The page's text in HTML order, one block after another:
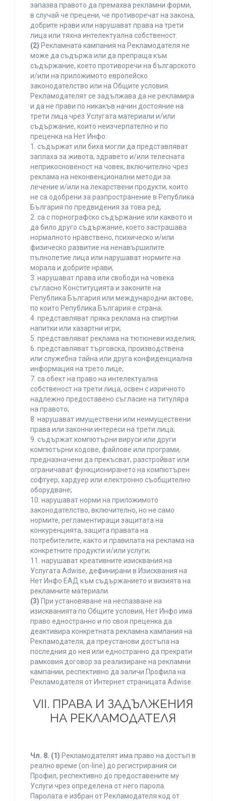
запазва правото да премахва рекламни форми,
в случай че прецени, че противоречат на закона,
добрите нрави или нарушават права на трети
лица или тяхна интелектуална собственост.
(2) Рекламната кампания на Рекламодателя не
може да съдържа или да препраща към
съдържание, което противоречи на българското
и/или на приложимото европейско
законодателство или на Общите условия.
Рекламодателят се задължава да не рекламира
и да не прави по никакъв начин достояние на
трети лица чрез Услугата материали и/или
съдържание, които неизчерпателно и по
преценка на Нет Инфо:
1. съдържат или биха могли да представляват
заплаха за живота, здравето и/или телесната
неприкосновеност на човек, включително чрез
реклама на неконвенционални методи за
лечение и/или на лекарствени продукти, които
не са одобрени за разпространение в Република
България по предвидения за това ред;
2. са с порнографско съдържание или каквото и
да било друго съдържание, което застрашава
нормалното нравствено, психическо и/или
физическо развитие на ненавършилите
пълнолетие лица или нарушават нормите на
морала и добрите нрави;
3. нарушават права или свободи на човека
съгласно Конституцията и законите на
Република България или международни актове,
по които Република България е страна;
4. представляват пряка реклама на спиртни
напитки или хазартни игри;
5. представляват реклама на тютюневи изделия;
6. представляват търговска, производствена
или служебна тайна или друга конфиденциална
информация на трето лице;
7. са обект на право на интелектуална
собственост на трети лица, освен с изричното
надлежно предоставено съгласие на титуляра
на правото;
8. нарушават имуществени или неимуществени
права или законни интереси на трети лица;
9. съдържат компютърни вируси или други
компютърни кодове, файлове или програми,
предназначени да прекъсват, разстройват или
ограничават функционирането на компютърен
софтуер, хардуер или електронно съобщително
оборудване;
10. нарушават норми на приложимото
законодателство, включително, но не само
нормите, регламентиращи защитата на
конкуренцията, защита правата на
потребителите, както и правилата на реклама на
конкретните продукти и/или услуги;
11. нарушават креативните изисквания на
Услугата Adwise, дефинирани в Изисквания на
Нет Инфо ЕАД към съдържанието и визията на
рекламните материали.
(3) При установяване на неспазване на
изискванията по Общите условия, Нет Инфо има
право едностранно и по своя преценка да
деактивира конкретната рекламна кампания на
Рекламодателя, да преустанови достъпа на
последния до нея или едностранно да прекрати
рамковия договор за реализиране на рекламни
кампании, респективно да заличи Профила на
Рекламодателя от Интернет страницата Adwise.
VII. ПРАВА И ЗАДЪЛЖЕНИЯ
НА РЕКЛАМОДАТЕЛЯ
Чл. 8. (1) Рекламодателят има право на достъп в
реално време (on-line) до регистрирания си
Профил, респективно до предоставените му
Услуги чрез определена от него парола.
Паролата е избран от Рекламодателя код от